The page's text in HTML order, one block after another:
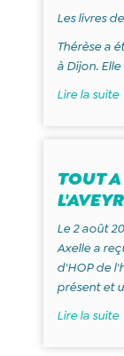
Les livres
Thérèse a
à Dijon.
Lire la suite
TOUT
Le 2 août
Axelle a
d'HOP de
présent et
Lire la suite